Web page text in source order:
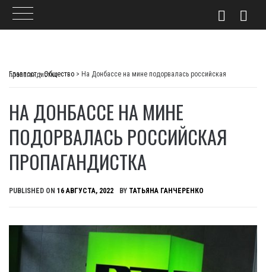
Главпост>Общество >
На Донбассе на мине подорвалась российская пропагандистка
НА ДОНБАССЕ НА МИНЕ
ПОДОРВАЛАСЬ РОССИЙСКАЯ
ПРОПАГАНДИСТКА
PUBLISHED ON 16 АВГУСТА, 2022 BY ТАТЬЯНА ГАНЧЕРЕНКО